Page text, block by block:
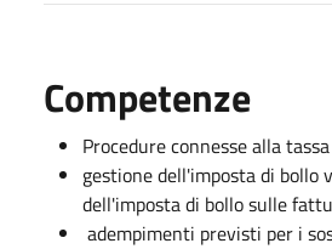
Competenze
Procedure connesse alla
gestione dell'imposta di bollo
dell'imposta di bollo sulle
adempimenti previsti per i